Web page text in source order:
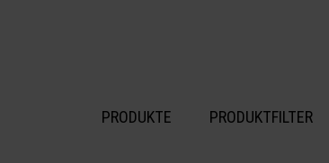
PRODUKTE PRODUKTFILTER